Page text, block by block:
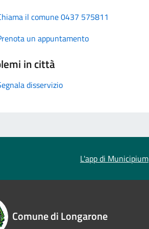
il comune 0437 575811
un appuntamento
in città
disservizio
L'app di Municipium
Comune di Longarone